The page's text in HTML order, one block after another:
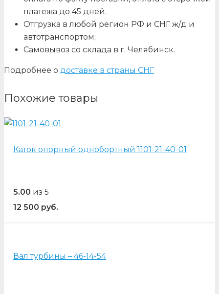
платежа до 45 дней.
Отгрузка в любой регион РФ и СНГ ж/д и
автотранспортом;
Самовывоз со склада в г. Челябинск.
Подробнее о доставке в страны СНГ
Похожие товары
Каток опорный однобортный 1101-21-40-01
5.00 из 5
12 500 руб.
Вал турбины – 46-14-54